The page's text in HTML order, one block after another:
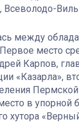
между
место
Карпов,
«Казарла»,
в упорной
хутора